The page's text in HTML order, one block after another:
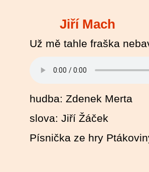
Jiří Mach
Už mě tahle fraška
hudba: Zdenek Merta
slova: Jiří Žáček
Písnička ze hry